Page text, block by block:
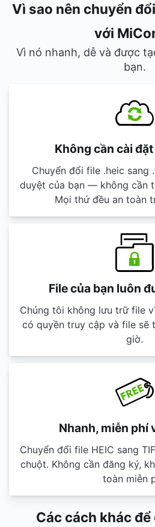
Vì sao nên chuyển
với
Vì nó nhanh, dễ và được
bạn.
Không cần cài
Chuyển đổi file .heic
duyệt của bạn — không cần
Mọi thứ đều an toàn
File của bạn luôn
Chúng tôi không lưu trữ file
có quyền truy cập và file sẽ
giờ.
Nhanh, miễn phí
Chuyển đổi file HEIC sang
chuột. Không cần đăng ký,
toàn miễn
Các cách khác để